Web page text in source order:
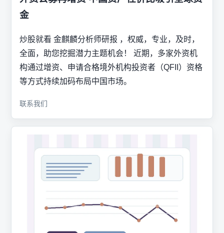
金
炒股就看 金麒麟分析师研报 ，权威，专业，及时，
全面，助您挖掘潜力主题机会！ 近期，多家外资机
构通过增资、申请合格境外机构投资者（QFII）资格
等方式持续加码布局中国市场。
联系我们